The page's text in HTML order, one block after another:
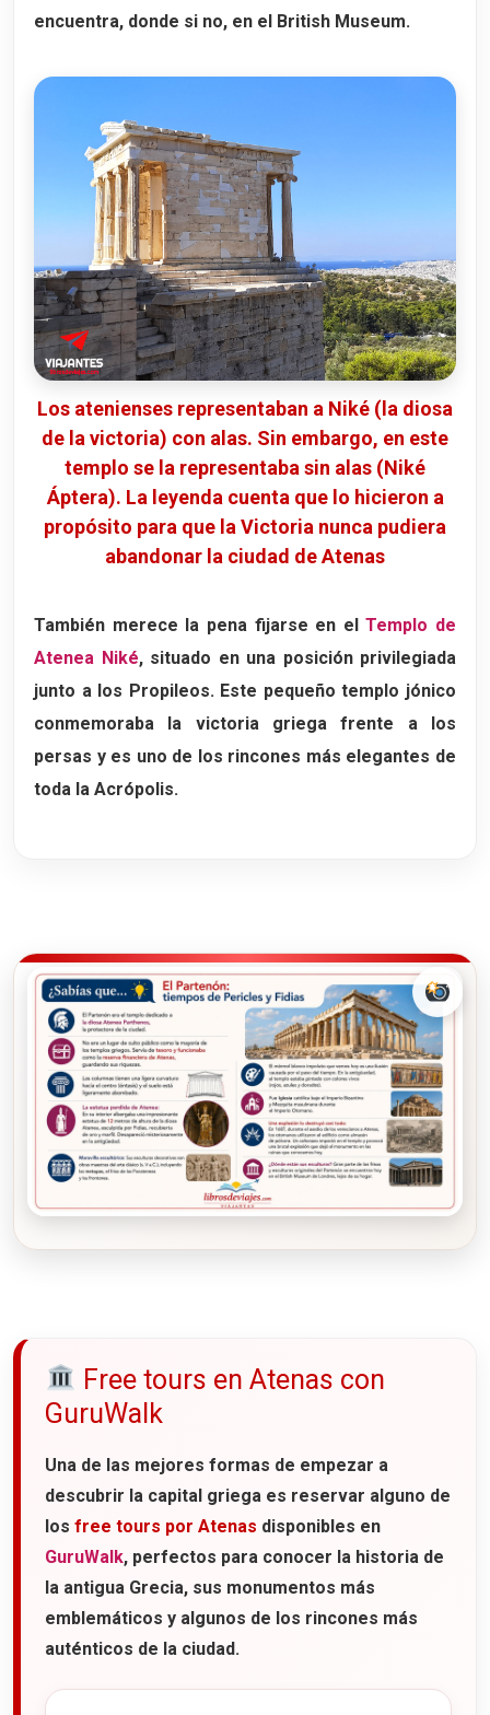
encuentra, donde si no, en el British Museum.
Los atenienses representaban a Niké (la diosa
de la victoria) con alas. Sin embargo, en este
templo se la representaba sin alas (Niké
Áptera). La leyenda cuenta que lo hicieron a
propósito para que la Victoria nunca pudiera
abandonar la ciudad de Atenas
También merece la pena fijarse en elTemplo de
Atenea Niké, situado en una posición privilegiada
junto a los Propileos. Este pequeño templo jónico
conmemoraba la victoria griega frente a los
persas y es uno de los rincones más elegantes de
toda la Acrópolis.
Free tours en Atenas con
GuruWalk
Una de las mejores formas de empezar a
descubrir la capital griega es reservar alguno de
los free tours por Atenas disponibles en
GuruWalk, perfectos para conocer la historia de
la antigua Grecia, sus monumentos más
emblemáticos y algunos de los rincones más
auténticos de la ciudad.